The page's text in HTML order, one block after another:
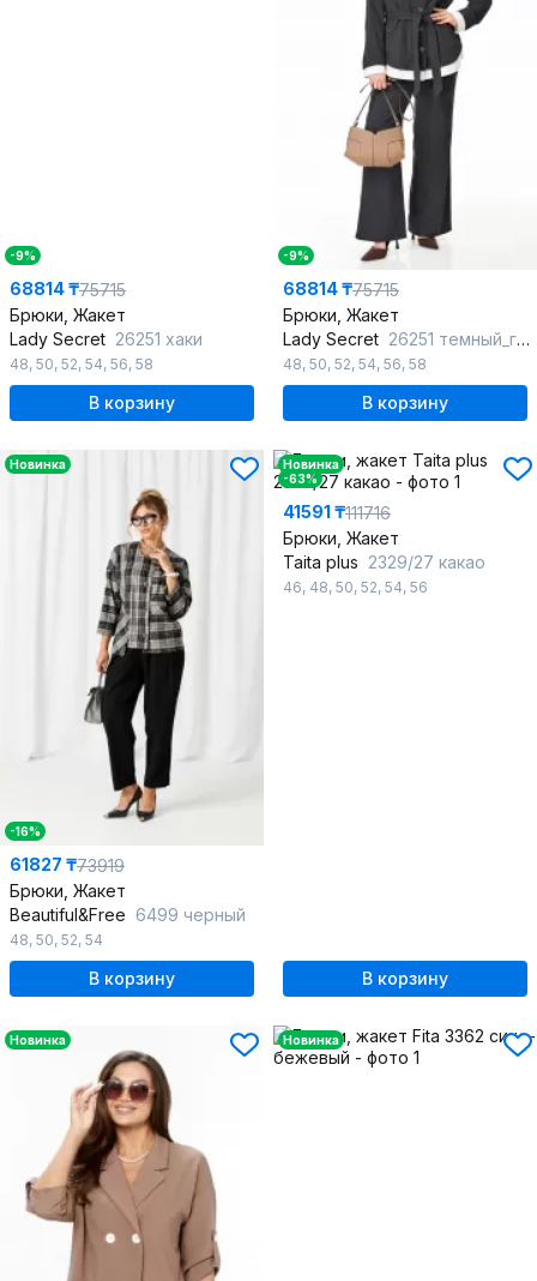
-9%
68814 ₸75715
Брюки, Жакет
Lady Secret 26251 хаки
48, 50, 52, 54, 56, 58
В корзину
-9%
68814 ₸75715
Брюки, Жакет
Lady Secret 26251 темный_графит
48, 50, 52, 54, 56, 58
В корзину
Новинка
-16%
61827 ₸73919
Брюки, Жакет
Beautiful&Free 6499 черный
48, 50, 52, 54
В корзину
Новинка
-63%
41591 ₸111716
Брюки, Жакет
Taita plus 2329/27 какао
46, 48, 50, 52, 54, 56
В корзину
Новинка Новинка